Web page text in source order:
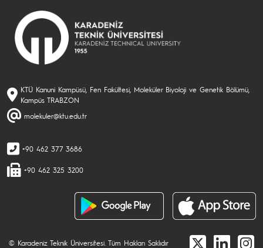
KTÜ Kanuni Kampüsü, Fen Fakültesi, Moleküler Biyoloji ve Genetik Bölümü,
Kampüs TRABZON
molekuler@ktu.edu.tr
+90 462 377 3686
+90 462 325 3200
© Karadeniz Teknik Üniversitesi. Tüm Hakları Saklıdır